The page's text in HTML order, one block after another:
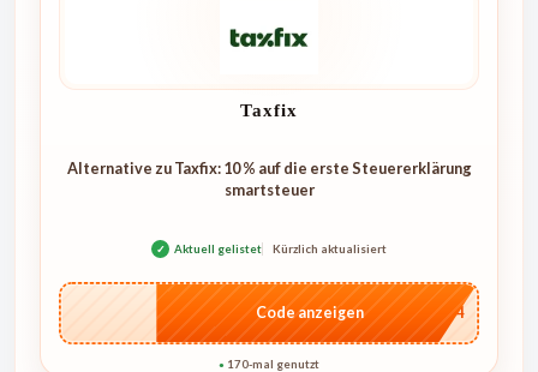
Taxfix
Alternative zu Taxfix: 10 % auf die erste Steuererklärung
smartsteuer
✓ Aktuell gelistet Kürzlich aktualisiert
…1744
Code anzeigen
● 170-mal genutzt